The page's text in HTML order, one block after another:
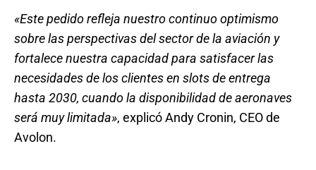
«Este pedido refleja nuestro continuo optimismo
sobre las perspectivas del sector de la aviación y
fortalece nuestra capacidad para satisfacer las
necesidades de los clientes en slots de entrega
hasta 2030, cuando la disponibilidad de aeronaves
será muy limitada», explicó Andy Cronin, CEO de
Avolon.